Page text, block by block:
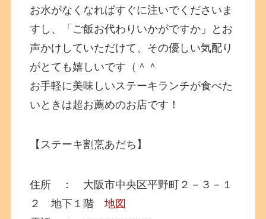
お水がなくなればすぐに注いでくださいま
すし、「ご飯お代わりいかがですか」とお
声かけしていただけて、その優しい気配り
がとても嬉しいです（＾＾
お手軽に美味しいステーキランチが食べた
いときは超お薦めのお店です！
【ステーキ割烹あだち】
住所 ： 大阪市中央区平野町２－３－１
２ 地下１階地図